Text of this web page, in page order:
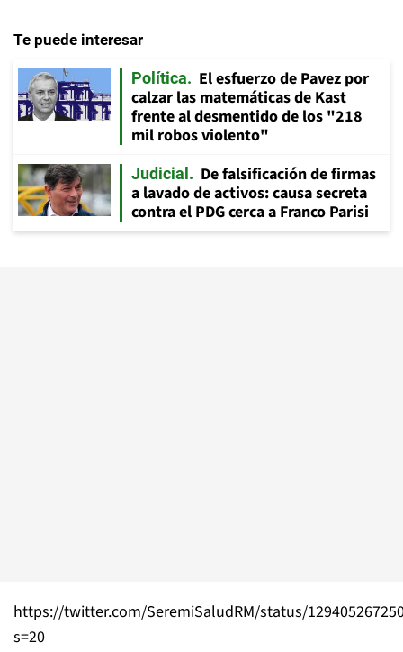
Te puede interesar
Política
El esfuerzo de Pavez por
calzar las matemáticas de Kast
frente al desmentido de los "218
mil robos violento"
Judicial
De falsificación de firmas
a lavado de activos: causa secreta
contra el PDG cerca a Franco Parisi
https://twitter.com/SeremiSaludRM/status/
s=20